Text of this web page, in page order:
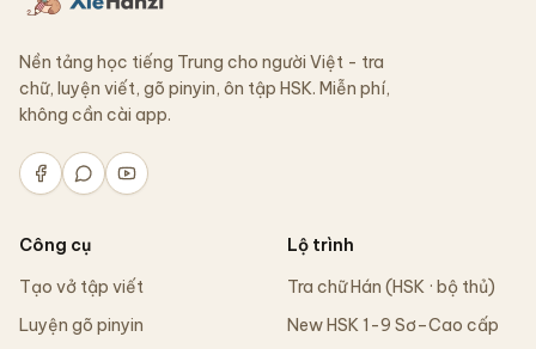
Nền tảng học tiếng Trung cho người Việt - tra
chữ, luyện viết, gõ pinyin, ôn tập HSK. Miễn phí,
không cần cài app.
Công cụ
Tạo vở tập viết
Luyện gõ pinyin
Lộ trình
Tra chữ Hán (HSK · bộ thủ)
New HSK 1-9 Sơ–Cao cấp